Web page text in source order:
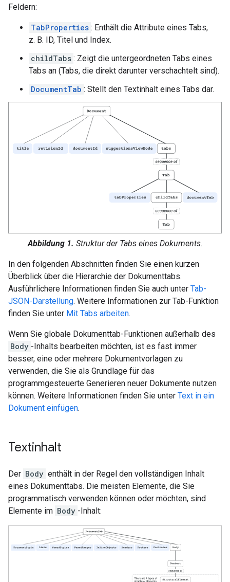
Feldern:
TabProperties : Enthält die Attribute eines Tabs,
z. B. ID, Titel und Index.
childTabs : Zeigt die untergeordneten Tabs eines
Tabs an (Tabs, die direkt darunter verschachtelt sind).
DocumentTab : Stellt den Textinhalt eines Tabs dar.
Abbildung 1. Struktur der Tabs eines Dokuments.
In den folgenden Abschnitten finden Sie einen kurzen
Überblick über die Hierarchie der Dokumenttabs.
Ausführlichere Informationen finden Sie auch unter Tab-
JSON-Darstellung. Weitere Informationen zur Tab-Funktion
finden Sie unter Mit Tabs arbeiten.
Wenn Sie globale Dokumenttab-Funktionen außerhalb des
Body -Inhalts bearbeiten möchten, ist es fast immer
besser, eine oder mehrere Dokumentvorlagen zu
verwenden, die Sie als Grundlage für das
programmgesteuerte Generieren neuer Dokumente nutzen
können. Weitere Informationen finden Sie unter Text in ein
Dokument einfügen.
Textinhalt
Der Body enthält in der Regel den vollständigen Inhalt
eines Dokumenttabs. Die meisten Elemente, die Sie
programmatisch verwenden können oder möchten, sind
Elemente im Body -Inhalt: